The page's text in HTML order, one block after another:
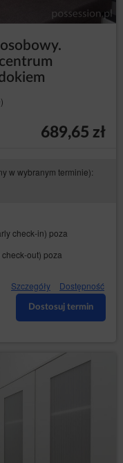
689,65 zł
w wybranym terminie):
check-in) poza
out) poza
Szczegóły Dostępność
Dostosuj termin